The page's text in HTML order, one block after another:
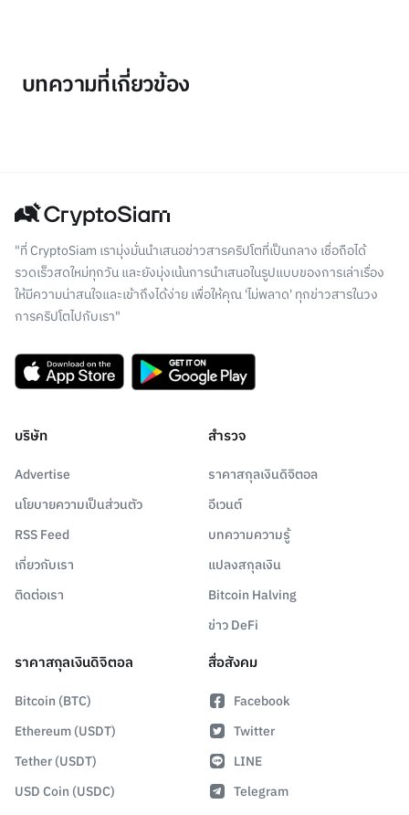
บทความที่เกี่ยวข้อง
"ที่ CryptoSiam เรามุ่งมั่นนำเสนอข่าวสารคริปโตที่เป็นกลาง เชื่อถือได้
รวดเร็วสดใหม่ทุกวัน และยังมุ่งเน้นการนำเสนอในรูปแบบของการเล่าเรื่อง
ให้มีความน่าสนใจและเข้าถึงได้ง่าย เพื่อให้คุณ 'ไม่พลาด' ทุกข่าวสารในวง
การคริปโตไปกับเรา"
บริษัท
Advertise
นโยบายความเป็นส่วนตัว
RSS Feed
เกี่ยวกับเรา
ติดต่อเรา
สำรวจ
ราคาสกุลเงินดิจิตอล
อีเวนต์
บทความความรู้
แปลงสกุลเงิน
Bitcoin Halving
ข่าว DeFi
ราคาสกุลเงินดิจิตอล
Bitcoin (BTC)
Ethereum (USDT)
Tether (USDT)
USD Coin (USDC)
สื่อสังคม
Facebook
Twitter
LINE
Telegram